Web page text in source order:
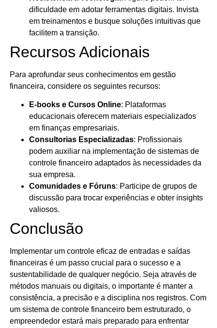
dificuldade em adotar ferramentas digitais. Invista
em treinamentos e busque soluções intuitivas que
facilitem a transição.
Recursos Adicionais
Para aprofundar seus conhecimentos em gestão
financeira, considere os seguintes recursos:
E-books e Cursos Online: Plataformas
educacionais oferecem materiais especializados
em finanças empresariais.
Consultorias Especializadas: Profissionais
podem auxiliar na implementação de sistemas de
controle financeiro adaptados às necessidades da
sua empresa.
Comunidades e Fóruns: Participe de grupos de
discussão para trocar experiências e obter insights
valiosos.
Conclusão
Implementar um controle eficaz de entradas e saídas
financeiras é um passo crucial para o sucesso e a
sustentabilidade de qualquer negócio. Seja através de
métodos manuais ou digitais, o importante é manter a
consistência, a precisão e a disciplina nos registros. Com
um sistema de controle financeiro bem estruturado, o
empreendedor estará mais preparado para enfrentar